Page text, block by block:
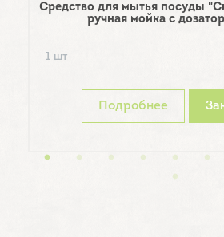
Средство для мытья посуды
ручная мойка с
1 шт
Подробнее